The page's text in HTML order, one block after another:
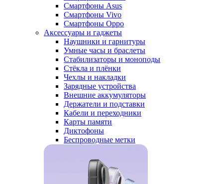
Смартфоны Asus
Смартфоны Vivo
Смартфоны Oppo
Аксессуары и гаджеты
Наушники и гарнитуры
Умные часы и браслеты
Стабилизаторы и моноподы
Стёкла и плёнки
Чехлы и накладки
Зарядные устройства
Внешние аккумуляторы
Держатели и подставки
Кабели и переходники
Карты памяти
Диктофоны
Беспроводные метки